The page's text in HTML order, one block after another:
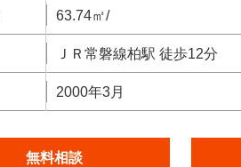
63.74㎡/
ＪＲ常磐線柏駅 徒歩12分
2000年3月
無料相談